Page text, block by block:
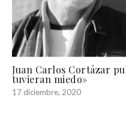
Juan Carlos Cortázar
tuvieran miedo»
17 diciembre, 2020